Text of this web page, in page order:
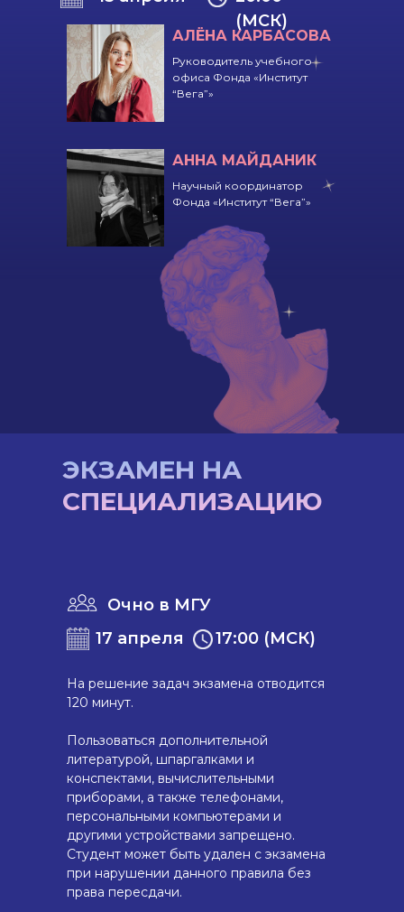
(МСК)
АЛЁНА КАРБАСОВА
Руководитель учебного
офиса Фонда «Институт
“Вега”»
АННА МАЙДАНИК
Научный координатор
Фонда «Институт “Вега”»
ЭКЗАМЕН НА
СПЕЦИАЛИЗАЦИЮ
На решение задач экзамена отводится
120 минут.
Пользоваться дополнительной
литературой, шпаргалками и
конспектами, вычислительными
приборами, а также телефонами,
персональными компьютерами и
другими устройствами запрещено.
Студент может быть удален с экзамена
при нарушении данного правила без
права пересдачи.
17 апреля 17:00 (МСК)
Очно в МГУ